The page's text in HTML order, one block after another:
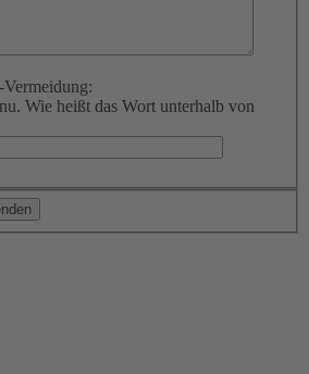
Wie heißt das Wort unterhalb von